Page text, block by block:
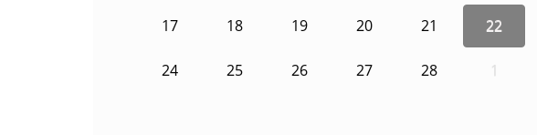
17 18 19 20 21 22
24 25 26 27 28 1